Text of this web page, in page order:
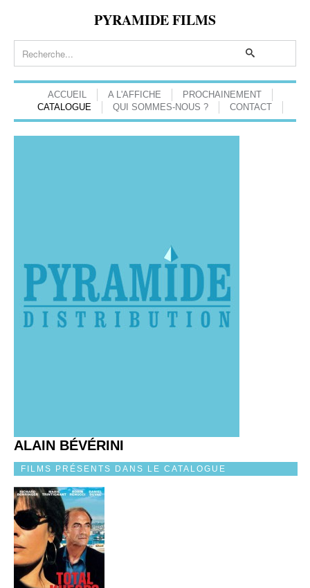
PYRAMIDE FILMS
ACCUEIL A L'AFFICHE
PROCHAINEMENT
CATALOGUE
QUI SOMMES-NOUS ? CONTACT
ALAIN BÉVÉRINI
FILMS PRÉSENTS DANS LE CATALOGUE